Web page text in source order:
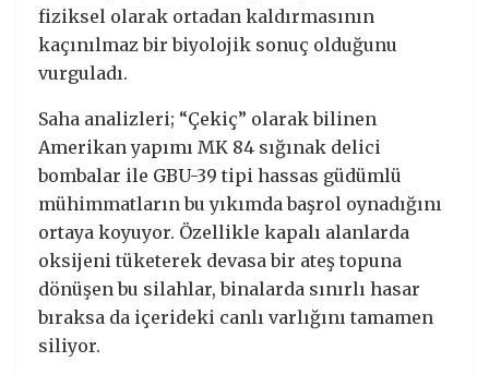
fiziksel olarak ortadan kaldırmasının
kaçınılmaz bir biyolojik sonuç olduğunu
vurguladı.
Saha analizleri; “Çekiç” olarak bilinen
Amerikan yapımı MK 84 sığınak delici
bombalar ile GBU-39 tipi hassas güdümlü
mühimmatların bu yıkımda başrol oynadığını
ortaya koyuyor. Özellikle kapalı alanlarda
oksijeni tüketerek devasa bir ateş topuna
dönüşen bu silahlar, binalarda sınırlı hasar
bıraksa da içerideki canlı varlığını tamamen
siliyor.